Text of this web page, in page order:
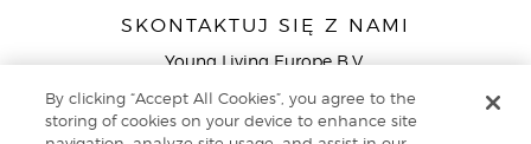
SKONTAKTUJ SIĘ Z NAMI
Young Living Europe B.V.
9727 AJ Groningen
By clicking “Accept All Cookies”, you agree to the
storing of cookies on your device to enhance site